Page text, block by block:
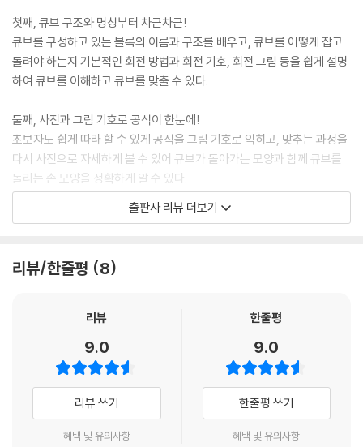
퀴즈4단계를 마스터 하라
074층 윗면 완성하기[5단계]
노란색 십자가 맞추기
노란색 윗면 맞추기
퀴즈 5단계를 마스터 하라
084층 완성하기[6단계]
4층 코너 블록 완성하기
4층 엣지 블록 완성하기
핵심포인트4층 완성하기
첫째, 큐브 구조와 명칭부터 차근차근!
큐브를 구성하고 있는 블록의 이름과 구조를 배우고, 큐브를 어떻게 잡고
돌려야 하는지 기본적인 회전 방법과 회전 기호, 회전 그림 등을 쉽게 설명
하여 큐브를 이해하고 큐브를 맞출 수 있다.
둘째, 사진과 그림 기호로 공식이 한눈에!
초보자도 쉽게 따라 할 수 있게 공식을 그림 기호로 익히고, 맞추는 과정을
다시 사진으로 자세하게 볼 수 있어 큐브가 돌아가는 모양과 함께 큐브를
돌리는 손 모양을 정확하게 알 수 있다.
셋째, 새로운 큐브 도전으로 자신감 UP!
출판사 리뷰 더보기
리뷰/한줄평 8
리뷰
9.0
리뷰 쓰기
혜택 및 유의사항
한줄평
9.0
한줄평 쓰기
혜택 및 유의사항